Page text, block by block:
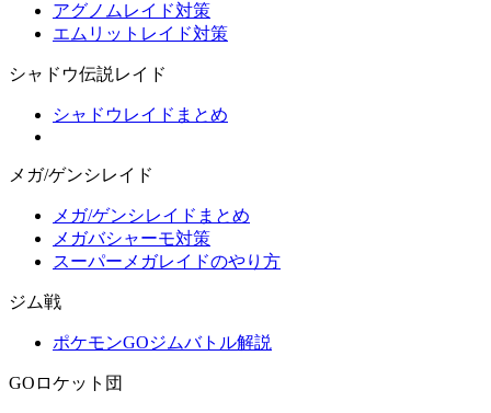
アグノムレイド対策
エムリットレイド対策
シャドウ伝説レイド
シャドウレイドまとめ
メガ/ゲンシレイド
メガ/ゲンシレイドまとめ
メガバシャーモ対策
スーパーメガレイドのやり方
ジム戦
ポケモンGOジムバトル解説
GOロケット団